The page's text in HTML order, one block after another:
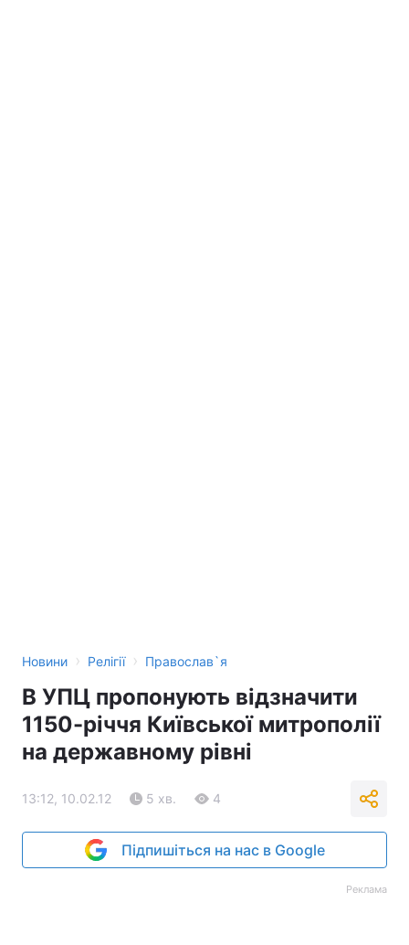
Новини › Релігії › Православ`я
В УПЦ пропонують відзначити
1150-річчя Київської митрополії
на державному рівні
13:12, 10.02.12 5 хв. 4
Підпишіться на нас в Google
Реклама